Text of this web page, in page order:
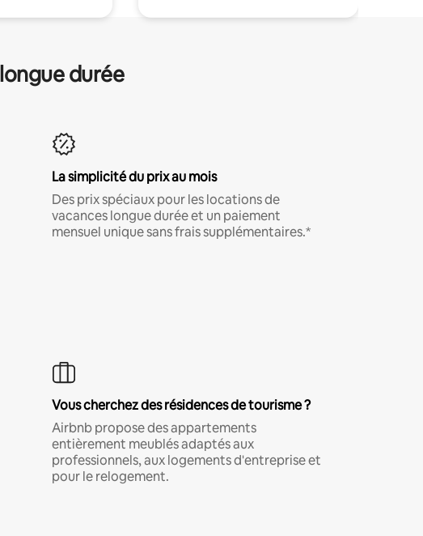
durée
La simplicité du prix au mois
Des prix spéciaux pour les locations de
vacances longue durée et un paiement
mensuel unique sans frais supplémentaires.*
Vous cherchez des résidences de tourisme ?
Airbnb propose des appartements
entièrement meublés adaptés aux
professionnels, aux logements d'entreprise et
pour le relogement.